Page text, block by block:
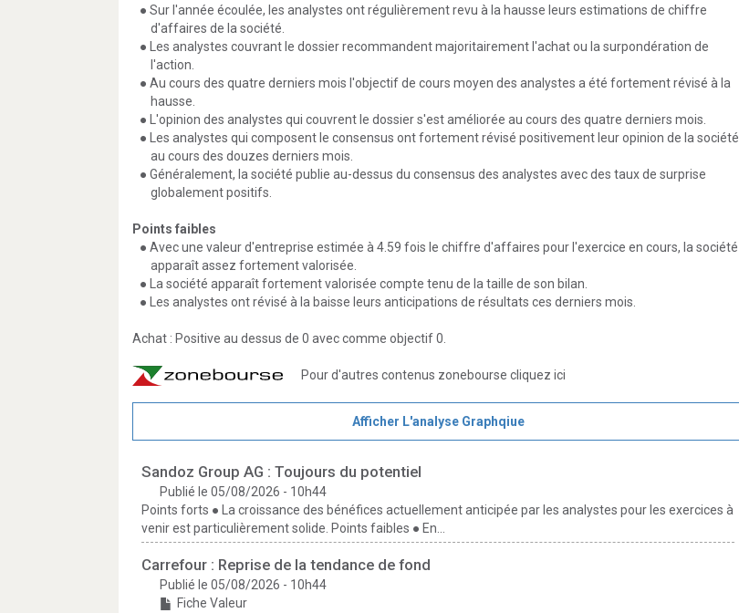
● Sur l'année écoulée, les analystes ont régulièrement revu à la hausse leurs estimations de chiffre
d'affaires de la société.
● Les analystes couvrant le dossier recommandent majoritairement l'achat ou la surpondération de
l'action.
● Au cours des quatre derniers mois l'objectif de cours moyen des analystes a été fortement révisé à la
hausse.
● L'opinion des analystes qui couvrent le dossier s'est améliorée au cours des quatre derniers mois.
● Les analystes qui composent le consensus ont fortement révisé positivement leur opinion de la société
au cours des douzes derniers mois.
● Généralement, la société publie au-dessus du consensus des analystes avec des taux de surprise
globalement positifs.
Points faibles
● Avec une valeur d'entreprise estimée à 4.59 fois le chiffre d'affaires pour l'exercice en cours, la société
apparaît assez fortement valorisée.
● La société apparaît fortement valorisée compte tenu de la taille de son bilan.
● Les analystes ont révisé à la baisse leurs anticipations de résultats ces derniers mois.
Achat : Positive au dessus de 0 avec comme objectif 0.
Pour d'autres contenus zonebourse cliquez ici
Afficher L'analyse Graphqiue
Sandoz Group AG : Toujours du potentiel
Publié le 05/08/2026 - 10h44
Points forts ● La croissance des bénéfices actuellement anticipée par les analystes pour les exercices à
venir est particulièrement solide. Points faibles ● En...
Carrefour : Reprise de la tendance de fond
Publié le 05/08/2026 - 10h44
Fiche Valeur